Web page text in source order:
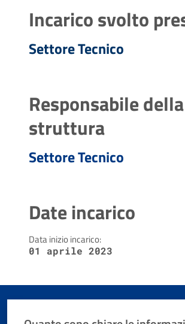
Incarico svolto
Settore Tecnico
Responsabile della
struttura
Settore Tecnico
Date incarico
Data inizio incarico:
01 aprile 2023